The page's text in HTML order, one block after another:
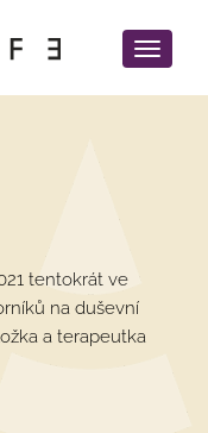
Menu
tentokrát ve
na duševní
a terapeutka